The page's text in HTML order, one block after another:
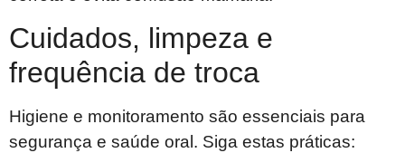
Cuidados, limpeza e
frequência de troca
Higiene e monitoramento são essenciais para
segurança e saúde oral. Siga estas práticas: